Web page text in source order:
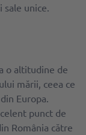
sale unice.
o altitudine de
mării, ceea ce
Europa.
punct de
România către